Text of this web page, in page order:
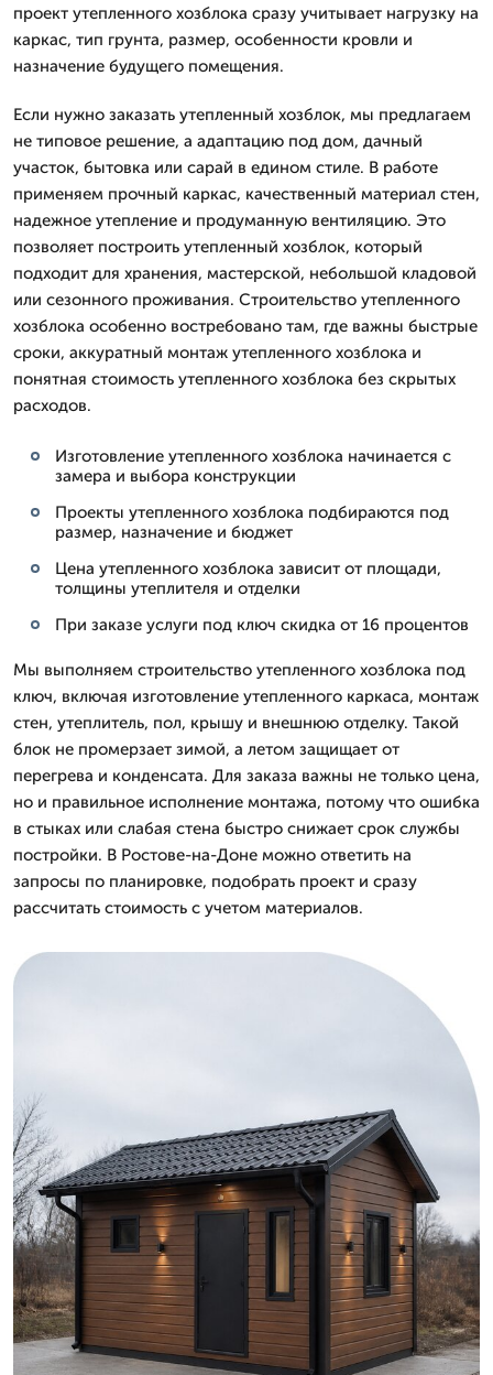
проект утепленного хозблока сразу учитывает нагрузку на
каркас, тип грунта, размер, особенности кровли и
назначение будущего помещения.
Если нужно заказать утепленный хозблок, мы предлагаем
не типовое решение, а адаптацию под дом, дачный
участок, бытовка или сарай в едином стиле. В работе
применяем прочный каркас, качественный материал стен,
надежное утепление и продуманную вентиляцию. Это
позволяет построить утепленный хозблок, который
подходит для хранения, мастерской, небольшой кладовой
или сезонного проживания. Строительство утепленного
хозблока особенно востребовано там, где важны быстрые
сроки, аккуратный монтаж утепленного хозблока и
понятная стоимость утепленного хозблока без скрытых
расходов.
Изготовление утепленного хозблока начинается с
замера и выбора конструкции
Проекты утепленного хозблока подбираются под
размер, назначение и бюджет
Цена утепленного хозблока зависит от площади,
толщины утеплителя и отделки
При заказе услуги под ключ скидка от 16 процентов
Мы выполняем строительство утепленного хозблока под
ключ, включая изготовление утепленного каркаса, монтаж
стен, утеплитель, пол, крышу и внешнюю отделку. Такой
блок не промерзает зимой, а летом защищает от
перегрева и конденсата. Для заказа важны не только цена,
но и правильное исполнение монтажа, потому что ошибка
в стыках или слабая стена быстро снижает срок службы
постройки. В Ростове-на-Доне можно ответить на
запросы по планировке, подобрать проект и сразу
рассчитать стоимость с учетом материалов.